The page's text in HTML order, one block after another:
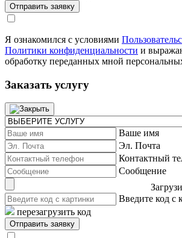
Я ознакомился с условиями
Политики конфиденциальности и
обработку переданных мной
Заказать услугу
Ваше имя
Эл. Почта
Контактный
Сообщение
Введите код с
перезагрузить код